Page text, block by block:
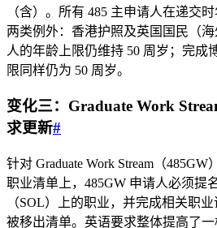
（含）。所有 485 主申请人在递交
两类例外：香港护照及英国国民（
人的年龄上限仍维持 50 周岁；完成
限同样仍为 50 周岁。
变化三：Graduate Work
求更新#
针对 Graduate Work Stream（485GW
职业清单上，485GW 申请人必须提
（SOL）上的职业，并完成相关职
被移出清单。英语要求整体提高了